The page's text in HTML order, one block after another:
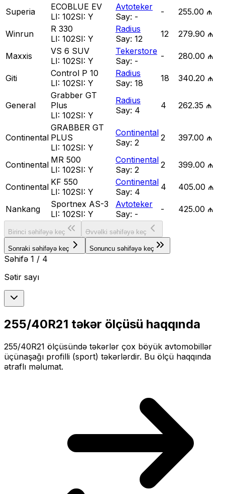
Superia
ECOBLUE EV
LI: 102SI: Y
Avtoteker
Say: - - 255.00 ₼
Winrun
R 330
LI: 102SI: Y
Radius
Say: 12 12 279.90 ₼
Maxxis
VS 6 SUV
LI: 102SI: Y
Tekerstore
Say: - - 280.00 ₼
Giti
Control P 10
LI: 102SI: Y
Radius
Say: 18 18 340.20 ₼
General
Grabber GT
Plus
LI: 102SI: Y
Radius
Say: 4 4 262.35 ₼
Continental
GRABBER GT
PLUS
LI: 102SI: Y
Continental
Say: 2 2 397.00 ₼
Continental MR 500
LI: 102SI: Y
Continental
Say: 2 2 399.00 ₼
Continental KF 550
LI: 102SI: Y
Continental
Say: 4 4 405.00 ₼
Nankang
Sportnex AS-3
LI: 102SI: Y
Avtoteker
Say: - - 425.00 ₼
Birinci səhifəyə keç Əvvəlki səhifəyə keç
Sonraki səhifəyə keç Sonuncu səhifəyə keç
Səhifə 1 / 4
Sətir sayı
255/40R21 təkər ölçüsü haqqında
255/40R21 ölçüsündə təkərlər çox böyük avtomobillər
üçünaşağı profilli (sport) təkərlərdir. Bu ölçü haqqında
ətraflı məlumat.